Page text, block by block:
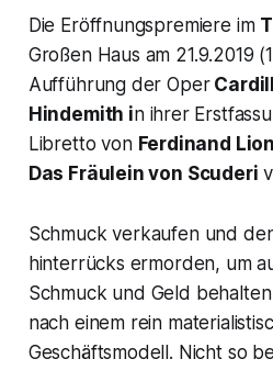
Die Eröffnungspremiere im
Großen Haus am 21.9.2019
Aufführung der Oper
Hindemith in ihrer
Libretto von Ferdinand Lion
Das Fräulein von Scuderi
Schmuck verkaufen und
hinterrücks ermorden, um
Schmuck und Geld
nach einem rein
Geschäftsmodell. Nicht so